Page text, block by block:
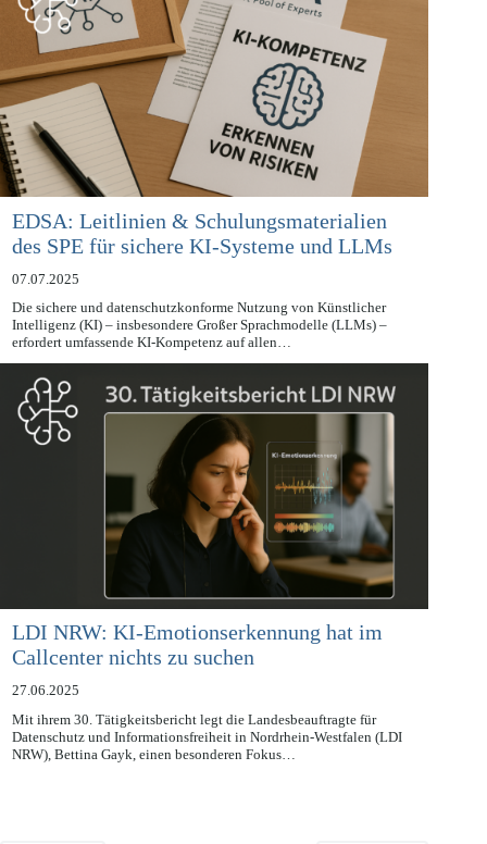
EDSA: Leitlinien & Schulungsmaterialien
des SPE für sichere KI-Systeme und LLMs
07.07.2025
Die sichere und datenschutzkonforme Nutzung von Künstlicher
Intelligenz (KI) – insbesondere Großer Sprachmodelle (LLMs) –
erfordert umfassende KI-Kompetenz auf allen…
LDI NRW: KI-Emotionserkennung hat im
Callcenter nichts zu suchen
27.06.2025
Mit ihrem 30. Tätigkeitsbericht legt die Landesbeauftragte für
Datenschutz und Informationsfreiheit in Nordrhein-Westfalen (LDI